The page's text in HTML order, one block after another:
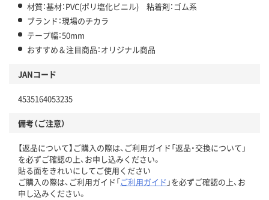
材質：基材：PVC(ポリ塩化ビニル) 粘着剤：ゴム系
ブランド：現場のチカラ
テープ幅：50mm
おすすめ＆注目商品：オリジナル商品
JANコード
4535164053235
備考（ご注意）
【返品について】ご購入の際は、ご利用ガイド「返品・交換について」
を必ずご確認の上、お申し込みください。
貼る面をきれいにしてご使用ください
ご購入の際は、ご利用ガイド「ご利用ガイド 」を必ずご確認の上、お
申し込みください。